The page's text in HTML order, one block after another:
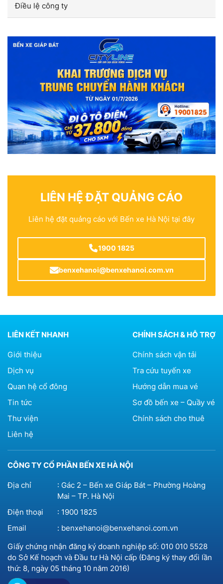
Điều lệ công ty
LIÊN HỆ ĐẶT QUẢNG CÁO
Liên hệ đặt quảng cáo với Bến xe Hà Nội tại đây
1900 1825
benxehanoi@benxehanoi.com.vn
CÔNG TY CỔ PHẦN BẾN XE HÀ NỘI
Địa chỉ
: Gác 2 – Bến xe Giáp Bát – Phường Hoàng
Mai – TP. Hà Nội
Điện thoại
: 1900 1825
Email
: benxehanoi@benxehanoi.com.vn
Giấy chứng nhận đăng ký doanh nghiệp số: 010 010 5528
do Sở Kế hoạch và Đầu tư Hà Nội cấp (Đăng ký thay đổi lần
thứ: 8, ngày 05 tháng 10 năm 2016)
LIÊN KẾT NHANH
Giới thiệu
Dịch vụ
Quan hệ cổ đông
Tin tức
Thư viện
Liên hệ
CHÍNH SÁCH & HỖ TRỢ
Chính sách vận tải
Tra cứu tuyến xe
Hướng dẫn mua vé
Sơ đồ bến xe – Quầy vé
Chính sách cho thuê